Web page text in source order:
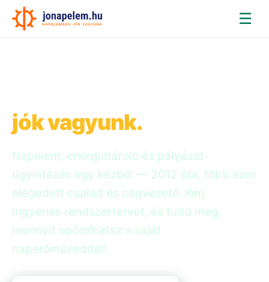
☰
jók vagyunk.
Napelem, energiatároló és pályázat-
ügyintézés egy kézből — 2012 óta, több ezer
elégedett család és cégvezető. Kérj
ingyenes rendszertervet, és tudd meg,
mennyit spórolhatsz a saját
naperőműveddel!